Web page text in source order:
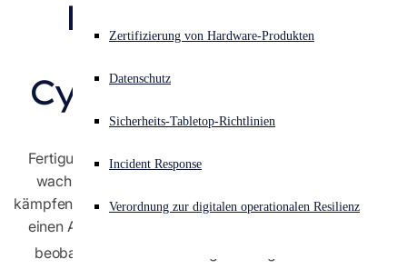
Akuter Cyberangriff? Fordern Sie Sofort-Hilfe an
Open search
Open language switcher
Zertifizierung von Hardware-Produkten
Datenschutz
Sicherheits-Tabletop-Richtlinien
Incident Response
Verordnung zur digitalen operationalen Resilienz
Produktion vor
komplexen
Cyberbedrohungen
Fertigungs- und Produktions-Unternehmen haben mit
wachsenden Cybersecurity-Herausforderungen zu
kämpfen: 66 % verzeichneten im Verlauf des Jahres 2021
einen Anstieg bei der Komplexität von Angriffen, 61 %
beobachteten einen Anstieg des Angriffsvolumens.